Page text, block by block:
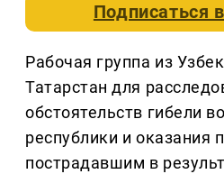
Подписаться
Рабочая группа из
Татарстан для
обстоятельств гибели
республики и оказания
пострадавшим в